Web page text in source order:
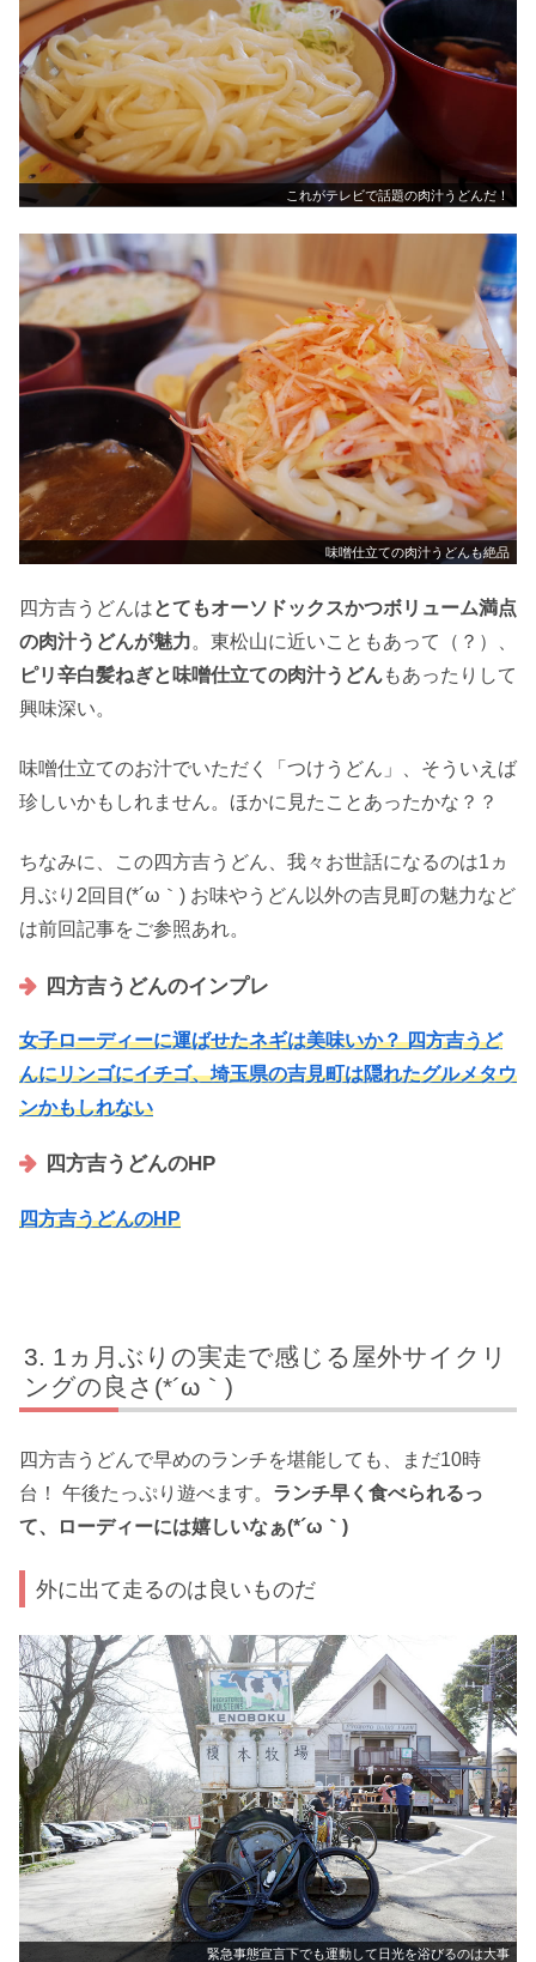
これがテレビで話題の肉汁うどんだ！
味噌仕立ての肉汁うどんも絶品
四方吉うどんはとてもオーソドックスかつボリューム満点
の肉汁うどんが魅力。東松山に近いこともあって（？）、
ピリ辛白髪ねぎと味噌仕立ての肉汁うどんもあったりして
興味深い。
味噌仕立てのお汁でいただく「つけうどん」、そういえば
珍しいかもしれません。ほかに見たことあったかな？？
ちなみに、この四方吉うどん、我々お世話になるのは1ヵ
月ぶり2回目(*´ω｀) お味やうどん以外の吉見町の魅力など
は前回記事をご参照あれ。
四方吉うどんのインプレ
女子ローディーに運ばせたネギは美味いか？ 四方吉うど
んにリンゴにイチゴ、埼玉県の吉見町は隠れたグルメタウ
ンかもしれない
四方吉うどんのHP
四方吉うどんのHP
1ヵ月ぶりの実走で感じる屋外サイクリ
ングの良さ(*´ω｀)
四方吉うどんで早めのランチを堪能しても、まだ10時
台！ 午後たっぷり遊べます。 ランチ早く食べられるっ
て、ローディーには嬉しいなぁ(*´ω｀)
外に出て走るのは良いものだ
緊急事態宣言下でも運動して日光を浴びるのは大事